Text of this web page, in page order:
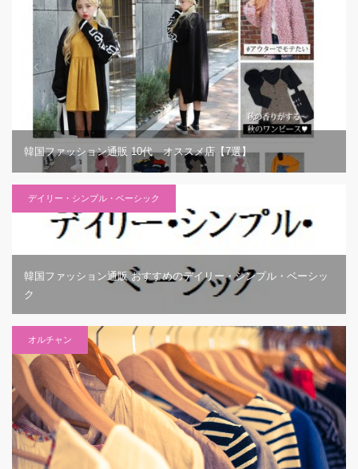
韓国ファッション通販 10代 オススメ店【7選】
デイリー・シンプル・ベーシック
韓国ファッション通販 おすすめのデイリー・シンプル・ベーシッ
ク
オルチャン